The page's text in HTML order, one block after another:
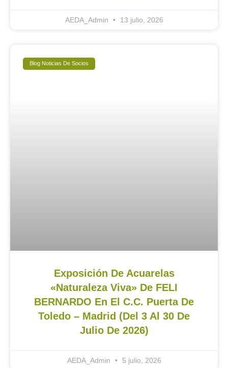
AEDA_Admin 13 julio, 2026
Blog Noticias De Socios
Exposición De Acuarelas
«Naturaleza Viva» De FELI
BERNARDO En El C.C. Puerta De
Toledo – Madrid (del 3 Al 30 De
Julio De 2026)
AEDA_Admin 5 julio, 2026